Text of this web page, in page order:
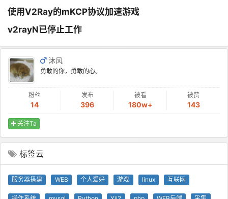
使用V2Ray的mKCP协议加速游戏
v2rayN已停止工作
沐风
勇敢的你，勇敢的心。
粉丝
14
发布
396
被看
180w+
被赞
143
关注Ta
标签云
服务器搭建 WEB 个人爱好 游戏 linux 互联网